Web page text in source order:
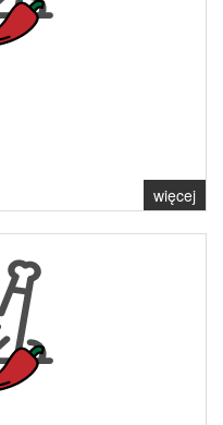
więcej